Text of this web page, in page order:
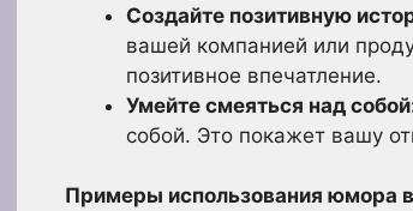
Создайте позитивную
вашей компанией или
позитивное впечатление.
Умейте смеяться над
собой. Это покажет вашу
Примеры использования юмора